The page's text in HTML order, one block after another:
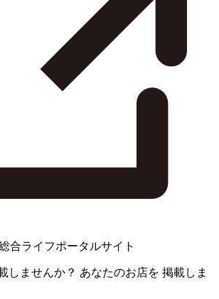
合ライフポータルサイト
しませんか？ あなたのお店を 掲載しま